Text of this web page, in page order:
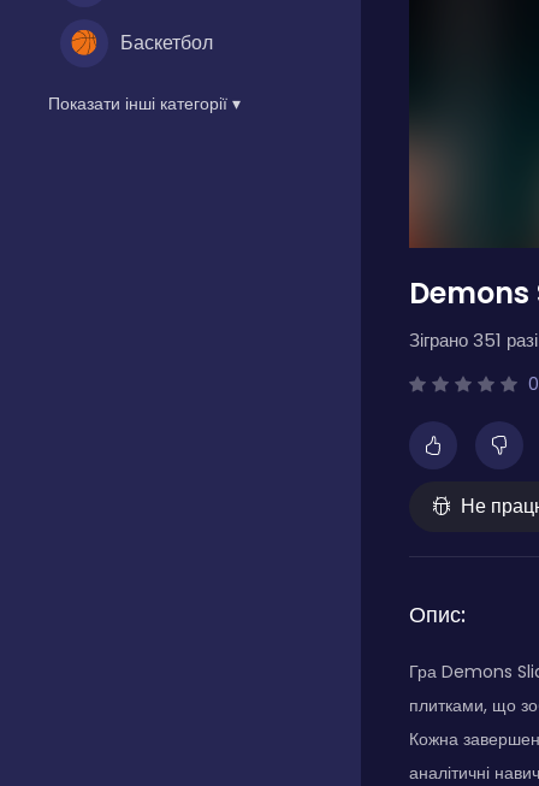
Баскетбол
Показати інші категорії ▾
Зіграно 351
Не
Опис:
Гра Demons
плитками, що
Кожна
аналітичні